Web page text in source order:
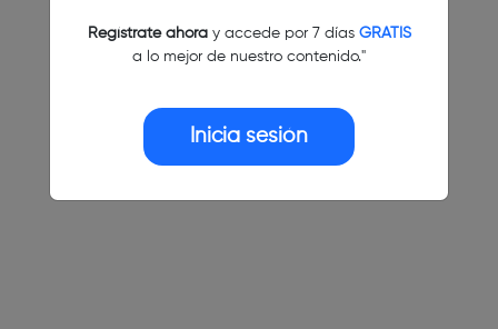
Regístrate ahoray accede por 7 días GRATIS
a lo mejor de nuestro contenido."
Inicia sesión